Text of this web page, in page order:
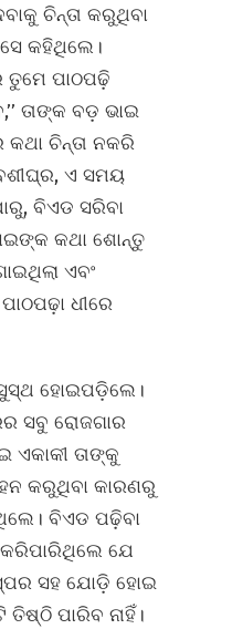
ଚିନ୍ତା କରୁଥିବା
କହିଥିଲେ।
ତୁମେ ପାଠପଢ଼ି
ତାଙ୍କ ବଡ଼ ଭାଇ
ଚିନ୍ତା ନକରି
ଏ ସମୟ
ବିଏଡ ସରିବା
କଥା ଶୋନ୍ତୁ
ଏବଂ
ଧୀରେ
ହୋଇପଡ଼ିଲେ।
ସବୁ ରୋଜଗାର
ଏକାକୀ ତାଙ୍କୁ
କରୁଥିବା କାରଣରୁ
ବିଏଡ ପଢ଼ିବା
ଯେ
ସହ ଯୋଡ଼ି ହୋଇ
ପାରିବ ନାହିଁ।